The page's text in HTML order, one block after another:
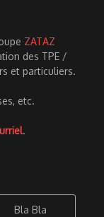
ZATAZ
des TPE /
et particuliers.
etc.
.
Bla Bla